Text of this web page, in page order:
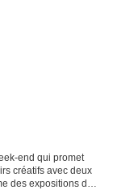
end qui promet
créatifs avec deux
des expositions de